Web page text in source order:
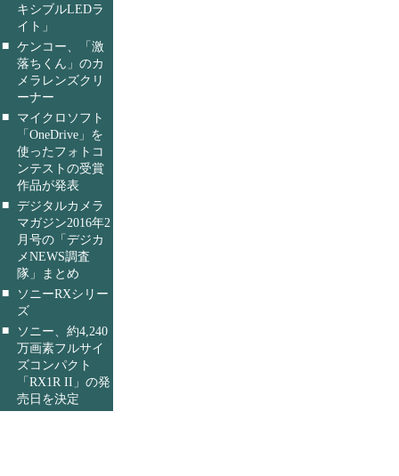
キシブルLEDラ
イト」
■ ケンコー、「激
落ちくん」のカ
メラレンズクリ
ーナー
■
マイクロソフト
「OneDrive」を
使ったフォトコ
ンテストの受賞
作品が発表
■ デジタルカメラ
マガジン2016年2
月号の「デジカ
メNEWS調査
隊」まとめ
■
ソニーRXシリー
ズ
■
ソニー、約4,240
万画素フルサイ
ズコンパクト
「RX1R II」の発
売日を決定